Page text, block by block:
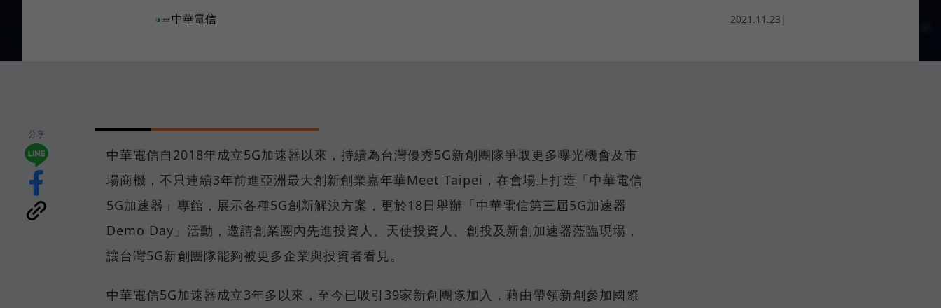
中華電信
2021.11.23 |
分享
中華電信自2018年成立5G加速器以來，持續為台灣優秀5G新創團隊爭取更多曝光機會及市
場商機，不只連續3年前進亞洲最大創新創業嘉年華Meet Taipei，在會場上打造「中華電信
5G加速器」專館，展示各種5G創新解決方案，更於18日舉辦「中華電信第三屆5G加速器
Demo Day」活動，邀請創業圈內先進投資人、天使投資人、創投及新創加速器蒞臨現場，
讓台灣5G新創團隊能夠被更多企業與投資者看見。
中華電信5G加速器成立3年多以來，至今已吸引39家新創團隊加入，藉由帶領新創參加國際